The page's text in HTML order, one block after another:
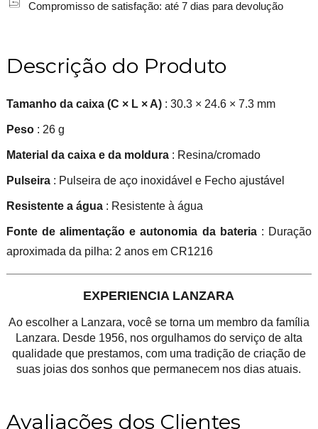
Compromisso de satisfação: até 7 dias para devolução
Descrição do Produto
Tamanho da caixa (C × L × A) : 30.3 × 24.6 × 7.3 mm
Peso: 26 g
Material da caixa e da moldura: Resina/cromado
Pulseira : Pulseira de aço inoxidável e Fecho ajustável
Resistente a água: Resistente à água
Fonte de alimentação e autonomia da bateria: Duração
aproximada da pilha: 2 anos em CR1216
EXPERIENCIA LANZARA
Ao escolher a Lanzara, você se torna um membro da família
Lanzara. Desde 1956, nos orgulhamos do serviço de alta
qualidade que prestamos, com uma tradição de criação de
suas joias dos sonhos que permanecem nos dias atuais.
Avaliações dos Clientes